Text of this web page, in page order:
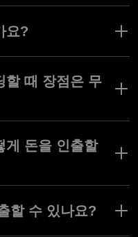
요?
때 장점은 무
만나보세요. 또한,
율적으로 만드는데 도움을
합니다.
게 돈을 인출할
을 확인하세요. 고객님의
면, 잔고에 이러한 변화가 반
표시됩니다.
할 수 있나요?